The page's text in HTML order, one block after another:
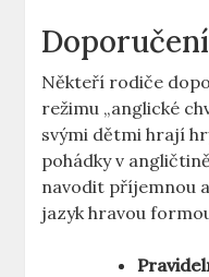
Někteří rodiče
režimu „anglické
svými dětmi hrají
pohádky v
navodit příjemnou
jazyk hravou